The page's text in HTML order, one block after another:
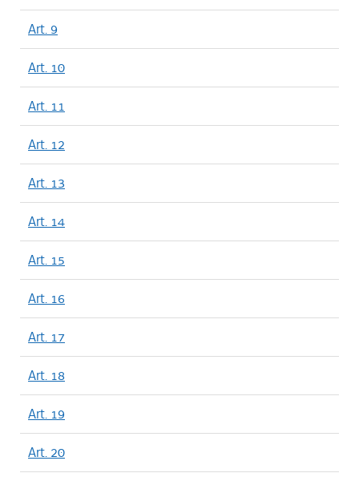
Art. 9
Art. 10
Art. 11
Art. 12
Art. 13
Art. 14
Art. 15
Art. 16
Art. 17
Art. 18
Art. 19
Art. 20